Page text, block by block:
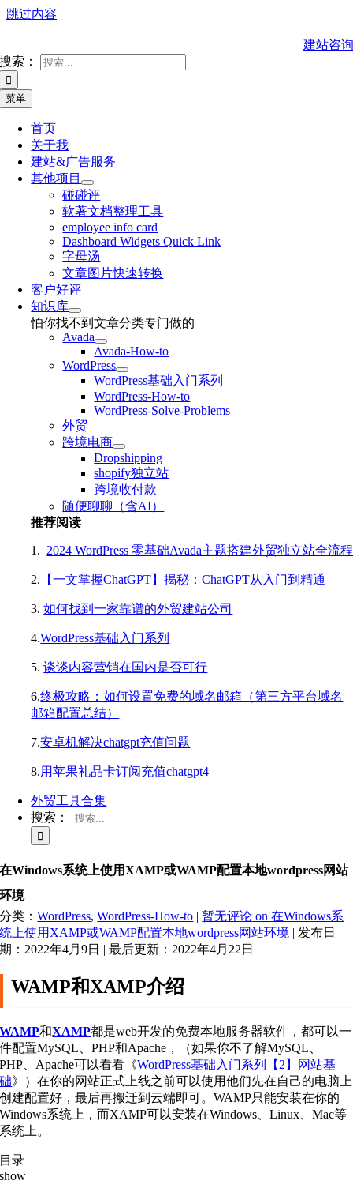
跳过内容
建站咨询
搜索：
菜单
首页
关于我
建站&广告服务
其他项目
碰碰评
软著文档整理工具
employee info card
Dashboard Widgets Quick Link
字母汤
文章图片快速转换
客户好评
知识库
怕你找不到文章分类专门做的
Avada
Avada-How-to
WordPress
WordPress基础入门系列
WordPress-How-to
WordPress-Solve-Problems
外贸
跨境电商
Dropshipping
shopify独立站
跨境收付款
随便聊聊（含AI）
推荐阅读
1. 2024 WordPress 零基础Avada主题搭建外贸独立站全流程
2. 【一文掌握ChatGPT】揭秘：ChatGPT从入门到精通
3.如何找到一家靠谱的外贸建站公司
4.WordPress基础入门系列
5.谈谈内容营销在国内是否可行
6.终极攻略：如何设置免费的域名邮箱（第三方平台域名
邮箱配置总结）
7.安卓机解决chatgpt充值问题
8.用苹果礼品卡订阅充值chatgpt4
外贸工具合集
搜索：
在Windows系统上使用XAMP或WAMP配置本地wordpress网站
环境
分类：WordPress,WordPress-How-to |暂无评论 on 在Windows系
统上使用XAMP或WAMP配置本地wordpress网站环境 | 发布日
期：2022年4月9日 |最后更新：2022年4月22日 |
WAMP和XAMP介绍
WAMP和XAMP都是web开发的免费本地服务器软件，都可以一
件配置MySQL、PHP和Apache，（如果你不了解MySQL、
PHP、Apache可以看看《WordPress基础入门系列【2】网站基
础》）在你的网站正式上线之前可以使用他们先在自己的电脑上
创建配置好，最后再搬迁到云端即可。WAMP只能安装在你的
Windows系统上，而XAMP可以安装在Windows、Linux、Mac等
系统上。
目录
show